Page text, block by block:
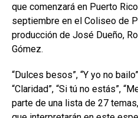
que comenzará en Puerto
septiembre en el Coliseo de
producción de José Dueño,
Gómez.
“Dulces besos”, “Y yo no
“Claridad”, “Si tú no estás”,
parte de una lista de 27